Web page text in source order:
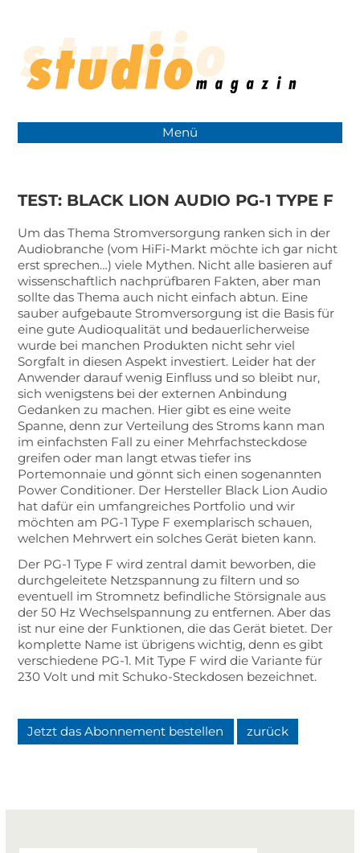
Menü
TEST: BLACK LION AUDIO PG-1 TYPE F
Um das Thema Stromversorgung ranken sich in der
Audiobranche (vom HiFi-Markt möchte ich gar nicht
erst sprechen…) viele Mythen. Nicht alle basieren auf
wissenschaftlich nachprüfbaren Fakten, aber man
sollte das Thema auch nicht einfach abtun. Eine
sauber aufgebaute Stromversorgung ist die Basis für
eine gute Audioqualität und bedauerlicherweise
wurde bei manchen Produkten nicht sehr viel
Sorgfalt in diesen Aspekt investiert. Leider hat der
Anwender darauf wenig Einfluss und so bleibt nur,
sich wenigstens bei der externen Anbindung
Gedanken zu machen. Hier gibt es eine weite
Spanne, denn zur Verteilung des Stroms kann man
im einfachsten Fall zu einer Mehrfachsteckdose
greifen oder man langt etwas tiefer ins
Portemonnaie und gönnt sich einen sogenannten
Power Conditioner. Der Hersteller Black Lion Audio
hat dafür ein umfangreiches Portfolio und wir
möchten am PG-1 Type F exemplarisch schauen,
welchen Mehrwert ein solches Gerät bieten kann.
Der PG-1 Type F wird zentral damit beworben, die
durchgeleitete Netzspannung zu filtern und so
eventuell im Stromnetz befindliche Störsignale aus
der 50 Hz Wechselspannung zu entfernen. Aber das
ist nur eine der Funktionen, die das Gerät bietet. Der
komplette Name ist übrigens wichtig, denn es gibt
verschiedene PG-1. Mit Type F wird die Variante für
230 Volt und mit Schuko-Steckdosen bezeichnet.
Jetzt das Abonnement bestellen zurück